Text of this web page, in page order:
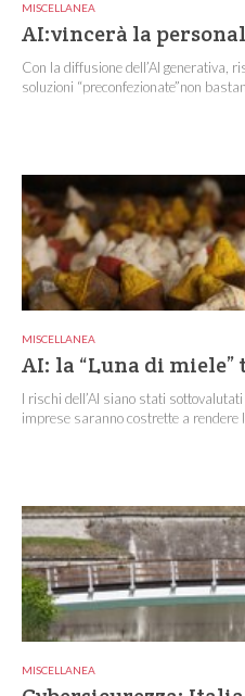
MISCELLANEA
AI:vincerà la
Con la diffusione dell’AI generativa,
soluzioni “preconfezionate”non
MISCELLANEA
AI: la “Luna di
I rischi dell’AI siano stati
imprese saranno costrette a rendere
MISCELLANEA